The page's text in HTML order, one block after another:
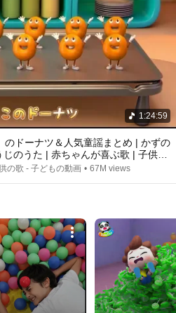
1:24:59
ドーナツ＆人気童謡まとめ | かずの
のうた | 赤ちゃんが喜ぶ歌 | 子供の
| BabyBus
の歌 - 子どもの動画 • 67M views